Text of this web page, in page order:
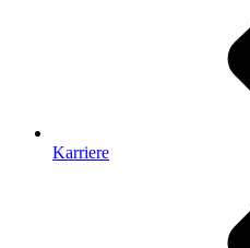
Karriere